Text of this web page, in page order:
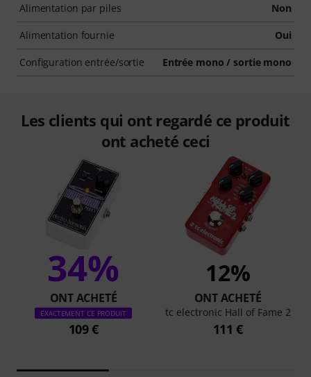
Alimentation par piles Non
Alimentation fournie Oui
Configuration entrée/sortie Entrée mono / sortie mono
Les clients qui ont regardé ce produit
ont acheté ceci
34%
ONT ACHETÉ
EXACTEMENT CE PRODUIT
109 €
12%
ONT ACHETÉ
tc electronic Hall of Fame 2
111 €